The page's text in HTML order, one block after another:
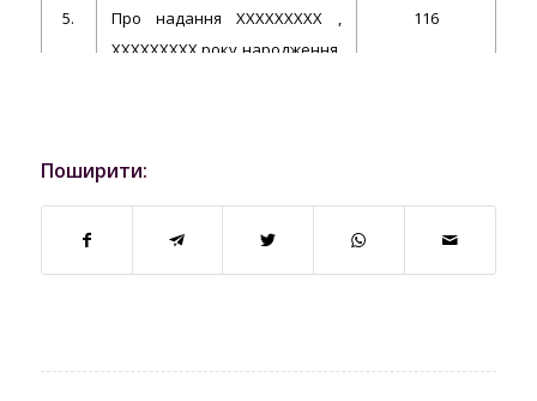
5.
Про надання ХХХХХХХХХ ,
ХХХХХХХХХ року народження,
116
6.
Про затвердження висновку
органу опіки та піклування
про доцільність позбавлення
№117
Рішення
Поширити: